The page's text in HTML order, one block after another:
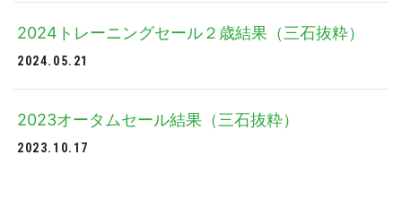
2024トレーニングセール２歳結果（三石抜粋）
2024.05.21
2023オータムセール結果（三石抜粋）
2023.10.17